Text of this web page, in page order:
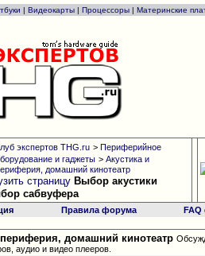
| Видеокарты | Процессоры | Материнские
экспертов THG.ru > Периферийное
и гаджеты > Акустика и
домашний кинотеатр
Выбор акустики
сабвуфера
Правила форума
домашний кинотеатр
аудио и видео плееров.